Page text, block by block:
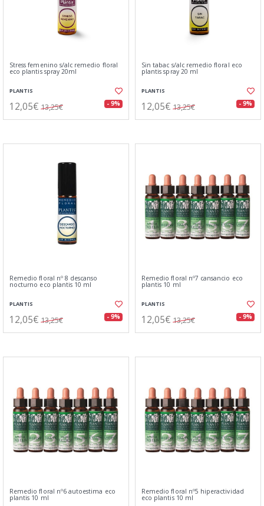
Stress femenino s/alc remedio floral
eco plantis spray 20ml
PLANTIS
12,05€ 13,25€ - 9%
Sin tabac s/alc remedio floral eco
plantis spray 20 ml
PLANTIS
12,05€ 13,25€ - 9%
Remedio floral nº 8 descanso
nocturno eco plantis 10 ml
PLANTIS
12,05€ 13,25€ - 9%
Remedio floral nº7 cansancio eco
plantis 10 ml
PLANTIS
12,05€ 13,25€ - 9%
Remedio floral nº6 autoestima eco
plantis 10 ml
Remedio floral nº5 hiperactividad
eco plantis 10 ml